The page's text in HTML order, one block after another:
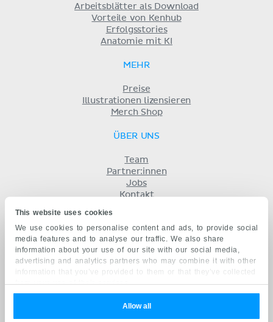
This website uses cookies
We use cookies to personalise content and ads, to provide social
media features and to analyse our traffic. We also share
information about your use of our site with our social media,
advertising and analytics partners who may combine it with other
information that you’ve provided to them or that they’ve collected
from your use of their services.
Allow all
Arbeitsblätter als Download
Vorteile von Kenhub
Erfolgsstories
Anatomie mit KI
MEHR
Preise
Illustrationen lizensieren
Merch Shop
ÜBER UNS
Team
Partner:innen
Jobs
Kontakt
Geschäftsbedingungen
Datenschutz
KENHUB AUF...
English
русский